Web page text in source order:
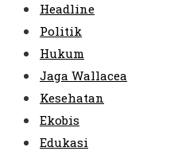
Headline
Politik
Hukum
Jaga Wallacea
Kesehatan
Ekobis
Edukasi